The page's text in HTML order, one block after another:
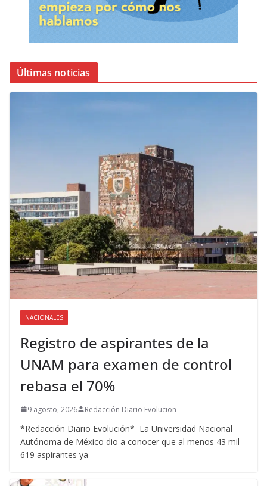
Últimas noticias
NACIONALES
Registro de aspirantes de la
UNAM para examen de control
rebasa el 70%
9 agosto, 2026 Redacción Diario Evolucion
*Redacción Diario Evolución* La Universidad Nacional
Autónoma de México dio a conocer que al menos 43 mil
619 aspirantes ya